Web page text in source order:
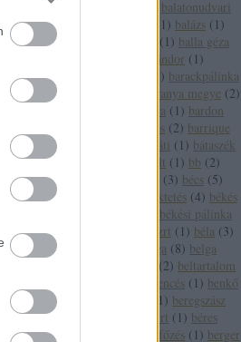
balatonudvari
1 ) balázs ( 1 )
( 1 ) balla géza
balogh szabó sándor ( 1 )
) barackpálinka
baranya megye (2)
baranya megye bora ( 1 ) bardon
bárdos (2) barrique
bátaapáti ( 1 ) bátaszék
bazalt ( 1 ) bb (2)
(3) bécs (5)
befektetés (4) békés
békési pálinka
békési pálinka zrt ( 1 ) béla (3)
belga (8) belga
(2) beltartalom
bencés ( 1 ) benkő
1 ) beregszász
béres rt ( 1 ) béres
bérfőzés ( 1 ) berger